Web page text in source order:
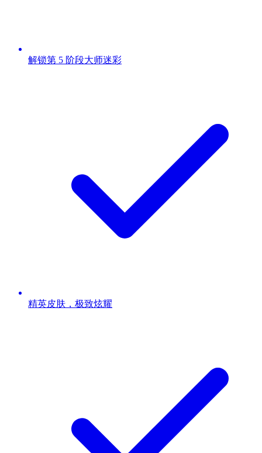
解锁第 5 阶段大师迷彩
精英皮肤，极致炫耀